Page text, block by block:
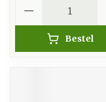
Bestel